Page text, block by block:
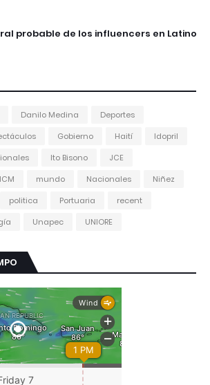
probable de los influencers en Latino
Danilo Medina
Deportes
Gobierno Haití
Idopril
Ito Bisono
JCE
mundo Nacionales
Niñez
politica Portuaria
recent
Unapec UNIORE